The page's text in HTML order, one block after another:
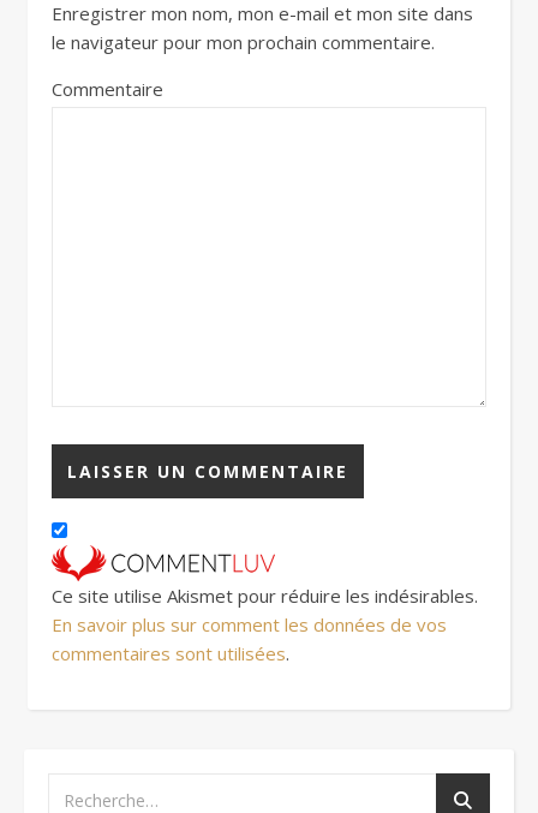
Enregistrer mon nom, mon e-mail et mon site dans
le navigateur pour mon prochain commentaire.
Commentaire
Ce site utilise Akismet pour réduire les indésirables.
En savoir plus sur comment les données de vos
commentaires sont utilisées.